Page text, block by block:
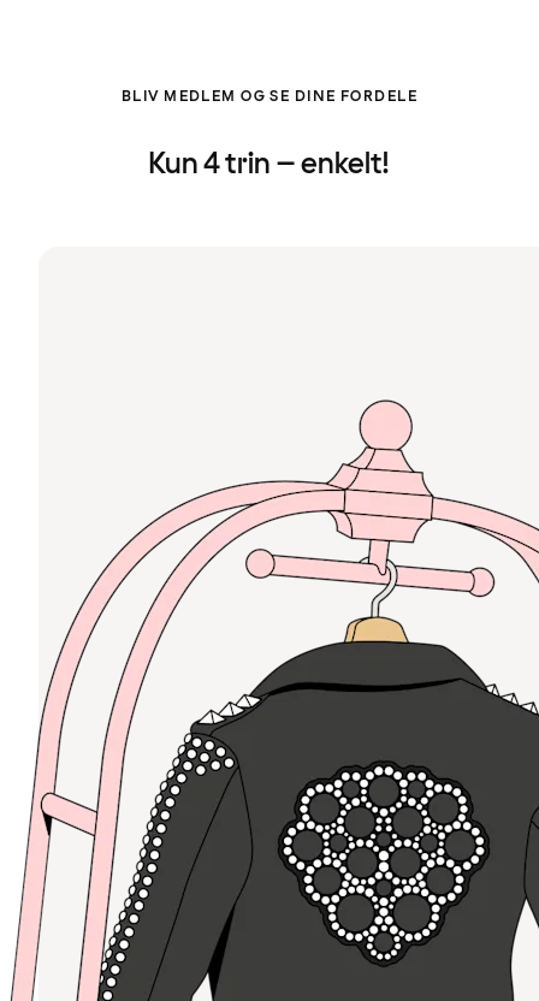
BLIV MEDLEM OG SE DINE FORDELE
Kun 4 trin – enkelt!